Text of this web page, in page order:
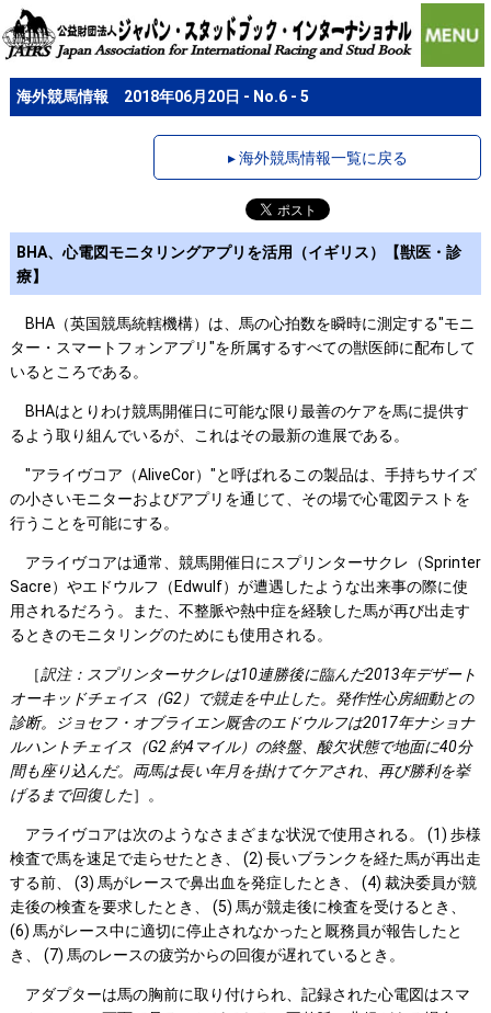
海外競馬情報 2018年06月20日 - No.6 - 5
▸ 海外競馬情報一覧に戻る
BHA、心電図モニタリングアプリを活用（イギリス）【獣医・診
療】
BHA（英国競馬統轄機構）は、馬の心拍数を瞬時に測定する"モニ
ター・スマートフォンアプリ"を所属するすべての獣医師に配布して
いるところである。
BHAはとりわけ競馬開催日に可能な限り最善のケアを馬に提供す
るよう取り組んでいるが、これはその最新の進展である。
"アライヴコア（AliveCor）"と呼ばれるこの製品は、手持ちサイズ
の小さいモニターおよびアプリを通じて、その場で心電図テストを
行うことを可能にする。
アライヴコアは通常、競馬開催日にスプリンターサクレ（Sprinter
Sacre）やエドウルフ（Edwulf）が遭遇したような出来事の際に使
用されるだろう。また、不整脈や熱中症を経験した馬が再び出走す
るときのモニタリングのためにも使用される。
［訳注：スプリンターサクレは10連勝後に臨んだ2013年デザート
オーキッドチェイス（G2）で競走を中止した。発作性心房細動との
診断。ジョセフ・オブライエン厩舎のエドウルフは2017年ナショナ
ルハントチェイス（G2約4マイル）の終盤、酸欠状態で地面に40分
間も座り込んだ。両馬は長い年月を掛けてケアされ、再び勝利を挙
げるまで回復した］。
アライヴコアは次のようなさまざまな状況で使用される。 (1) 歩様
検査で馬を速足で走らせたとき、 (2) 長いブランクを経た馬が再出走
する前、 (3) 馬がレースで鼻出血を発症したとき、 (4) 裁決委員が競
走後の検査を要求したとき、 (5) 馬が競走後に検査を受けるとき、
(6) 馬がレース中に適切に停止されなかったと厩務員が報告したと
き、 (7) 馬のレースの疲労からの回復が遅れているとき。
アダプターは馬の胸前に取り付けられ、記録された心電図はスマ